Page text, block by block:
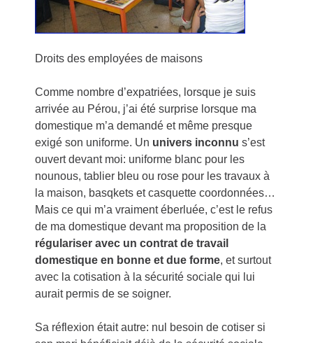
Droits des employées de maisons
Comme nombre d’expatriées, lorsque je suis
arrivée au Pérou, j’ai été surprise lorsque ma
domestique m’a demandé et même presque
exigé son uniforme. Un univers inconnu s’est
ouvert devant moi: uniforme blanc pour les
nounous, tablier bleu ou rose pour les travaux à
la maison, basqkets et casquette coordonnées…
Mais ce qui m’a vraiment éberluée, c’est le refus
de ma domestique devant ma proposition de la
régulariser avec un contrat de travail
domestique en bonne et due forme, et surtout
avec la cotisation à la sécurité sociale qui lui
aurait permis de se soigner.
Sa réflexion était autre: nul besoin de cotiser si